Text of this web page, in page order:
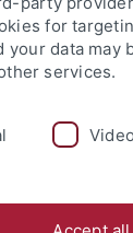
...
für einen
benötigen,
for
your data may
services.